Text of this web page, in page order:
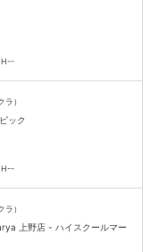
H--
ラ）
ック
H--
ラ）
上野店 - ハイスクールマー